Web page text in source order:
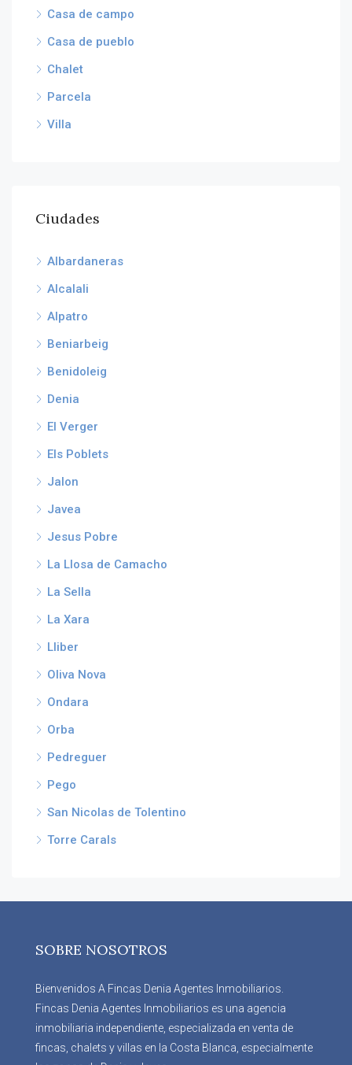
Casa de campo
Casa de pueblo
Chalet
Parcela
Villa
Ciudades
Albardaneras
Alcalali
Alpatro
Beniarbeig
Benidoleig
Denia
El Verger
Els Poblets
Jalon
Javea
Jesus Pobre
La Llosa de Camacho
La Sella
La Xara
Lliber
Oliva Nova
Ondara
Orba
Pedreguer
Pego
San Nicolas de Tolentino
Torre Carals
SOBRE NOSOTROS
Bienvenidos A Fincas Denia Agentes Inmobiliarios.
Fincas Denia Agentes Inmobiliarios es una agencia
inmobiliaria independiente, especializada en venta de
fincas, chalets y villas en la Costa Blanca, especialmente